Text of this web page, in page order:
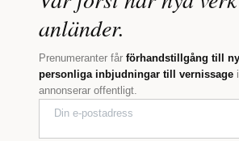
anländer.
Prenumeranter får förhandstillgång till
personliga inbjudningar till vernissage
annonserar offentligt.